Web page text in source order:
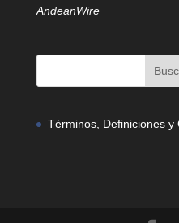
AndeanWire
Términos, Definiciones y